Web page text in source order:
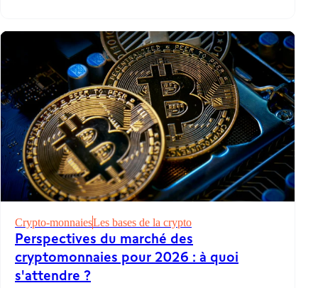
Crypto-monnaiesLes bases de la crypto
Perspectives du marché des
cryptomonnaies pour 2026 : à quoi
s'attendre ?